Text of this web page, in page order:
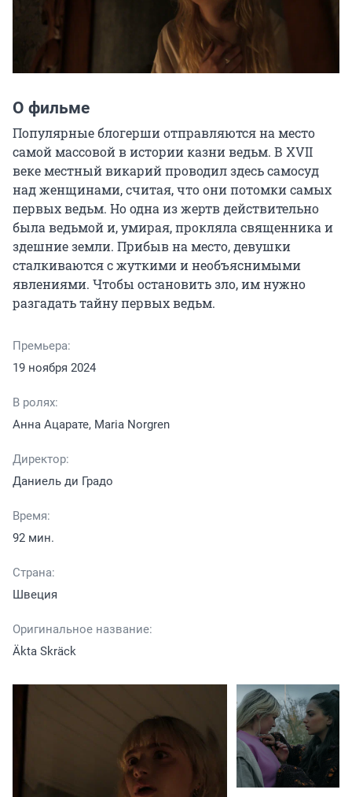
О фильме
Популярные блогерши отправляются на место
самой массовой в истории казни ведьм. В XVII
веке местный викарий проводил здесь самосуд
над женщинами, считая, что они потомки самых
первых ведьм. Но одна из жертв действительно
была ведьмой и, умирая, прокляла священника и
здешние земли. Прибыв на место, девушки
сталкиваются с жуткими и необъяснимыми
явлениями. Чтобы остановить зло, им нужно
разгадать тайну первых ведьм.
Премьера:
19 ноября 2024
В ролях:
Анна Ацарате, Maria Norgren
Директор:
Даниель ди Градо
Время:
92 мин.
Страна:
Швеция
Оригинальное название:
Äkta Skräck